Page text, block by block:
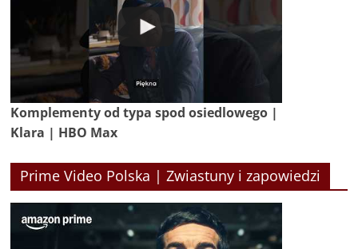
Komplementy od typa spod osiedlowego |
Klara | HBO Max
Prime Video Polska | Zwiastuny i zapowiedzi